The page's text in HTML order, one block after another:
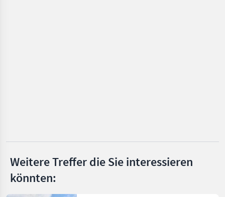
Alle 14
anzeigen
Weitere Treffer die Sie interessieren
könnten: